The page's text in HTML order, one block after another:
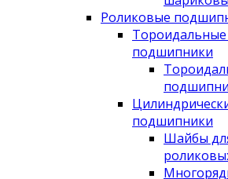
Роликовые
подшипники
подшипники
Шайбы